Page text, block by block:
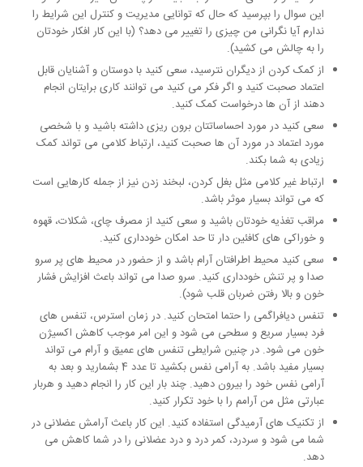
این سوال را بپرسید که حال که توانایی مدیریت و کنترل این شرایط را
ندارم آیا نگرانی من چیزی را تغییر می دهد؟ (با این کار افکار خودتان
را به چالش می کشید).
از کمک کردن از دیگران نترسید، سعی کنید با دوستان و آشنایان قابل
اعتماد صحبت کنید و اگر فکر می کنید می توانند کاری برایتان انجام
دهند از آن ها درخواست کمک کنید.
سعی کنید در مورد احساساتتان برون ریزی داشته باشید و با شخصی
مورد اعتماد در مورد آن ها صحبت کنید، ارتباط کلامی می تواند کمک
زیادی به شما بکند.
ارتباط غیر کلامی مثل بغل کردن، لبخند زدن نیز از جمله کارهایی است
که می تواند بسیار موثر باشد.
مراقب تغذیه خودتان باشید و سعی کنید از مصرف چای، شکلات، قهوه
و خوراکی های کافئین دار تا حد امکان خودداری کنید.
سعی کنید محیط اطرافتان آرام باشد و از حضور در محیط های پر سرو
صدا و پر تنش خودداری کنید. سرو صدا می تواند باعث افزایش فشار
خون و بالا رفتن ضربان قلب شود).
تنفس دیافراگمی را حتما امتحان کنید. در زمان استرس، تنفس های
فرد بسیار سریع و سطحی می شود و این امر موجب کاهش اکسیژن
خون می شود. در چنین شرایطی تنفس های عمیق و آرام می تواند
بسیار مفید باشد. به آرامی نفس بکشید تا عدد 4 بشمارید و بعد به
آرامی نفس خود را بیرون دهید. چند بار این کار را انجام دهید و هربار
عبارتی مثل من آرامم را با خود تکرار کنید.
از تکنیک های آرمیدگی استفاده کنید. این کار باعث آرامش عضلانی در
شما می شود و سردرد، کمر درد و درد عضلانی را در شما کاهش می
دهد.